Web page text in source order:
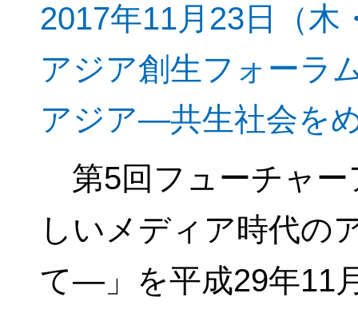
2017年11月23日（木
アジア創生フォーラ
アジア―共生社会を
第5回フューチャー
しいメディア時代の
て―」を平成29年11